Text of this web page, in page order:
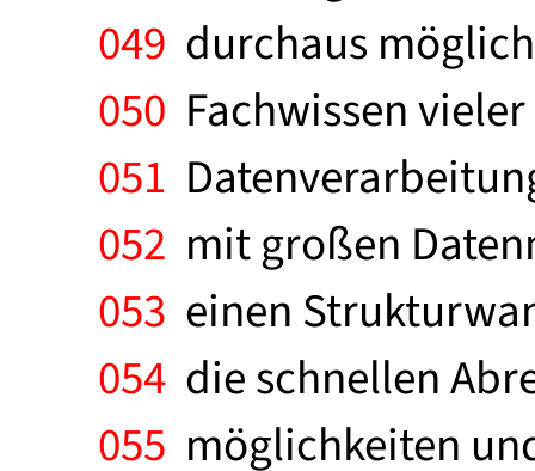
049 durchaus
050 Fachwissen
051
052 mit großen
053 einen
054 die schnellen
055 möglichkeiten